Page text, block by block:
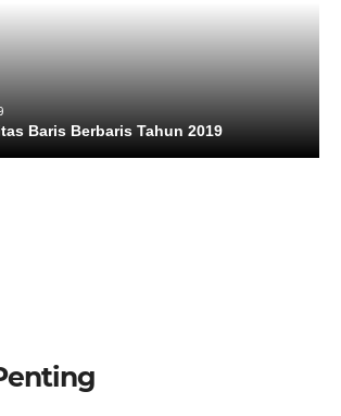
Baris Berbaris Tahun 2019